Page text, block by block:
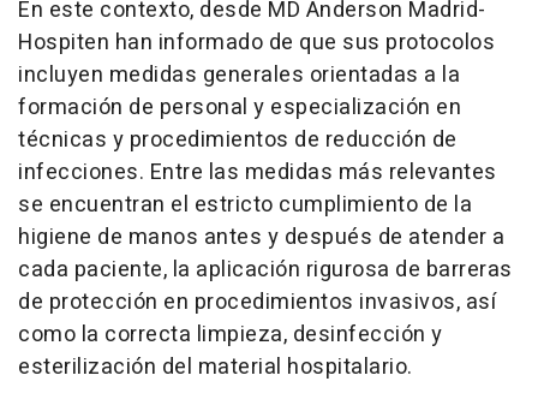
En este contexto, desde MD Anderson Madrid-
Hospiten han informado de que sus protocolos
incluyen medidas generales orientadas a la
formación de personal y especialización en
técnicas y procedimientos de reducción de
infecciones. Entre las medidas más relevantes
se encuentran el estricto cumplimiento de la
higiene de manos antes y después de atender a
cada paciente, la aplicación rigurosa de barreras
de protección en procedimientos invasivos, así
como la correcta limpieza, desinfección y
esterilización del material hospitalario.